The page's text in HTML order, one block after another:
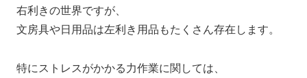
右利きの世界ですが、
文房具や日用品は左利き用品もたくさん存在します。
特にストレスがかかる力作業に関しては、